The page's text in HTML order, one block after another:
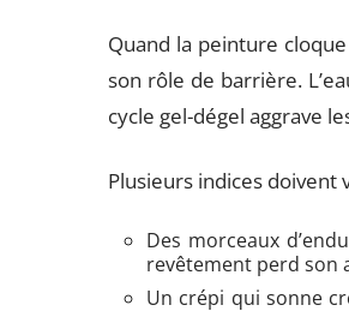
Quand la peinture
son rôle de barrière.
cycle gel-dégel aggrave
Plusieurs indices
Des morceaux
revêtement perd son
Un crépi qui sonne